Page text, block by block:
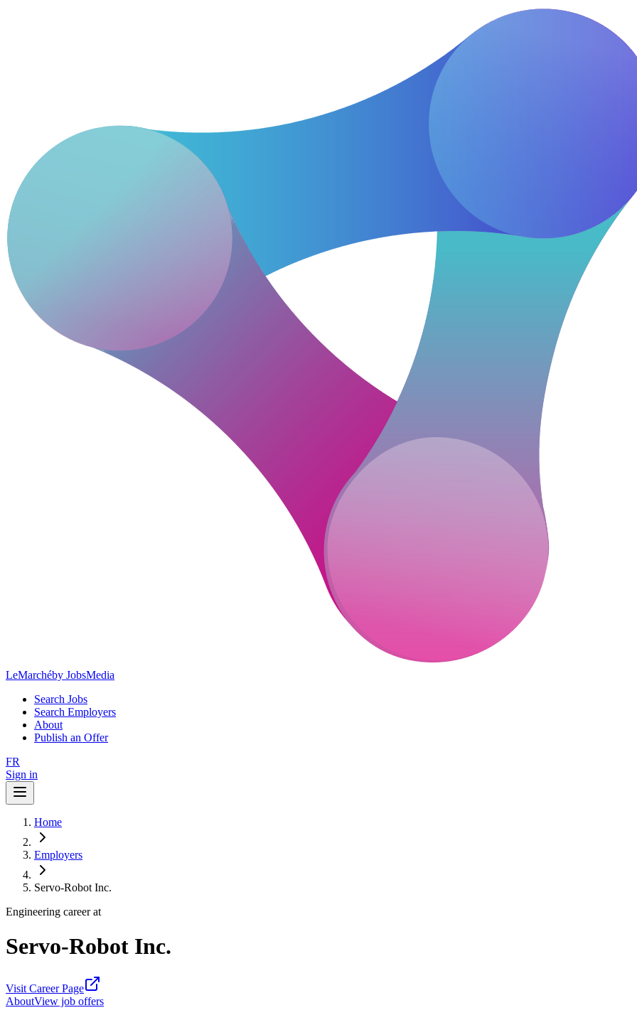
LeMarchéby JobsMedia
Search Jobs
Search Employers
About
Publish an Offer
FR
Sign in
Home
Employers
Servo-Robot Inc.
Engineering career at
Servo-Robot Inc.
Visit Career Page
AboutView job offers